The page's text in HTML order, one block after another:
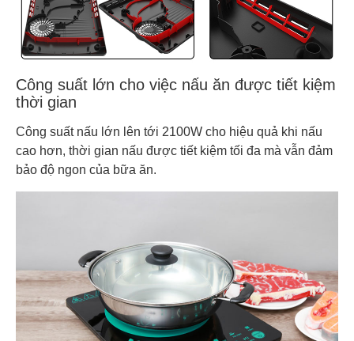
Công suất lớn cho việc nấu ăn được tiết kiệm
thời gian
Công suất nấu lớn lên tới 2100W cho hiệu quả khi nấu
cao hơn, thời gian nấu được tiết kiệm tối đa mà vẫn đảm
bảo độ ngon của bữa ăn.